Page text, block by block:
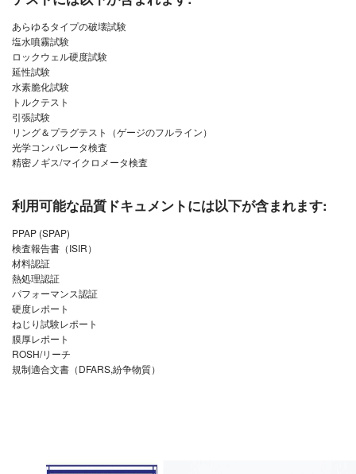
あらゆるタイプの破壊試験
塩水噴霧試験
ロックウェル硬度試験
延性試験
水素脆化試験
トルクテスト
引張試験
リング＆プラグテスト（ゲージのフルライン）
光学コンパレータ検査
精密ノギス/マイクロメータ検査
利用可能な品質ドキュメントには以下が含まれます:
PPAP (SPAP)
検査報告書（ISIR）
材料認証
熱処理認証
パフォーマンス認証
硬度レポート
ねじり試験レポート
膜厚レポート
ROSH/リーチ
規制適合文書（DFARS,紛争物質）